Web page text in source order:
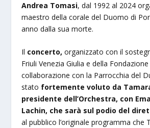
Andrea Tomasi, dal 1992 al 2024
maestro della corale del Duomo di
anno dalla sua morte.
Il concerto,organizzato con il
Friuli Venezia Giulia e della Fondazione
collaborazione con la Parrocchia del
stato fortemente voluto da
presidente dell’Orchestra, con
Lachin, che sarà sul podio del
al pubblico l’originale programma che